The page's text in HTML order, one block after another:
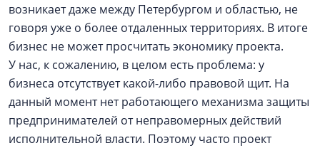
возникает даже между Петербургом и областью, не
говоря уже о более отдаленных территориях. В итоге
бизнес не может просчитать экономику проекта.
У нас, к сожалению, в целом есть проблема: у
бизнеса отсутствует какой-либо правовой щит. На
данный момент нет работающего механизма защиты
предпринимателей от неправомерных действий
исполнительной власти. Поэтому часто проект